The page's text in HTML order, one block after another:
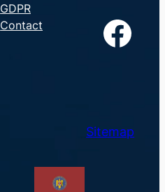
GDPR
Contact
Facebook
Sitemap